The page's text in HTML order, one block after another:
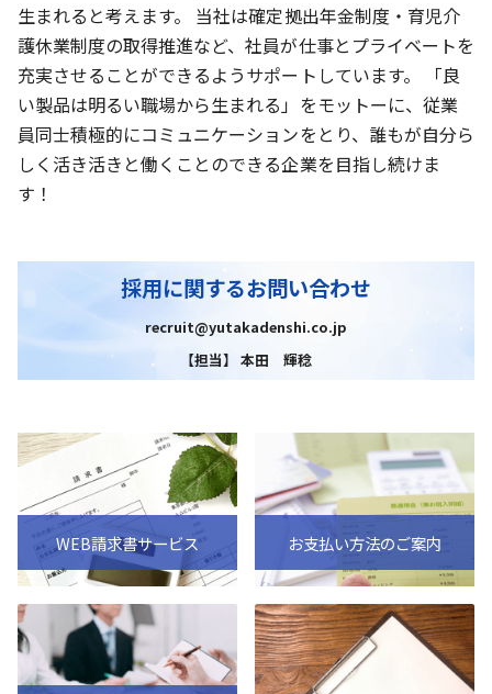
生まれると考えます。 当社は確定拠出年金制度・育児介
護休業制度の取得推進など、社員が仕事とプライベートを
充実させることができるようサポートしています。 「良
い製品は明るい職場から生まれる」をモットーに、従業
員同士積極的にコミュニケーションをとり、誰もが自分ら
しく活き活きと働くことのできる企業を目指し続けま
す！
採用に関するお問い合わせ
recruit@yutakadenshi.co.jp
【担当】 本田 輝稔
WEB請求書サービス お支払い方法のご案内